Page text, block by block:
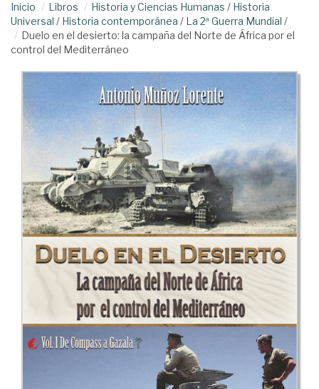
Inicio Libros Historia y Ciencias Humanas / Historia
Universal / Historia contemporánea / La 2ª Guerra Mundial /
Duelo en el desierto: la campaña del Norte de África por el
control del Mediterráneo